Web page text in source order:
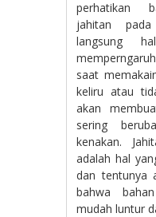
perhatikan
jahitan
langsung
saat
keliru atau
akan
sering
kenakan.
adalah hal
dan tentunya
bahwa
mudah luntur